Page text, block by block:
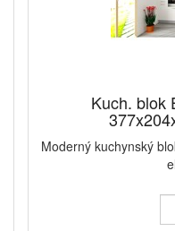
Kuch. blok
Moderný kuchynský